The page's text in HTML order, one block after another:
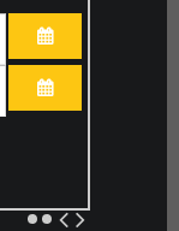
ABRIR EL